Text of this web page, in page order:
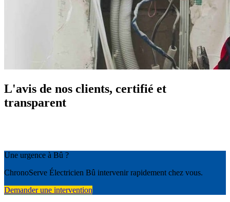
L'avis de nos clients, certifié et
transparent
Une urgence à Bû ?
ChronoServe Électricien Bû intervenir rapidement chez vous.
Demander une intervention